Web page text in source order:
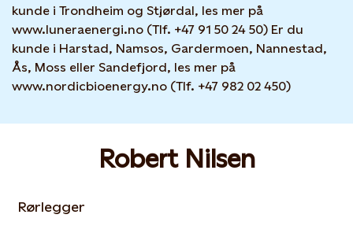
kunde i Trondheim og Stjørdal, les mer på
www.luneraenergi.no (Tlf. +47 91 50 24 50) Er du
kunde i Harstad, Namsos, Gardermoen, Nannestad,
Ås, Moss eller Sandefjord, les mer på
www.nordicbioenergy.no (Tlf. +47 982 02 450)
Robert Nilsen
Rørlegger